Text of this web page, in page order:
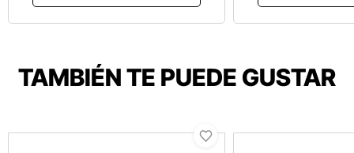
TAMBIÉN TE PUEDE GUSTAR